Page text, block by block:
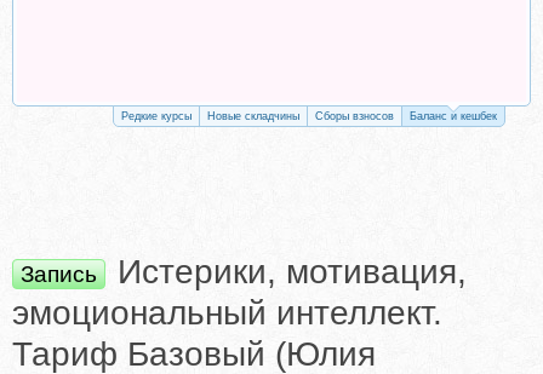
Редкие курсы Новые складчины Сборы взносов Баланс и кешбек
Запись
Истерики, мотивация,
эмоциональный интеллект.
Тариф Базовый (Юлия